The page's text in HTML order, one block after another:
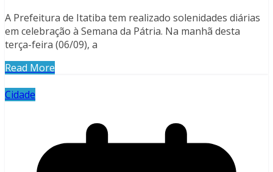
A Prefeitura de Itatiba tem realizado solenidades diárias
em celebração à Semana da Pátria. Na manhã desta
terça-feira (06/09), a
Read More
Cidade